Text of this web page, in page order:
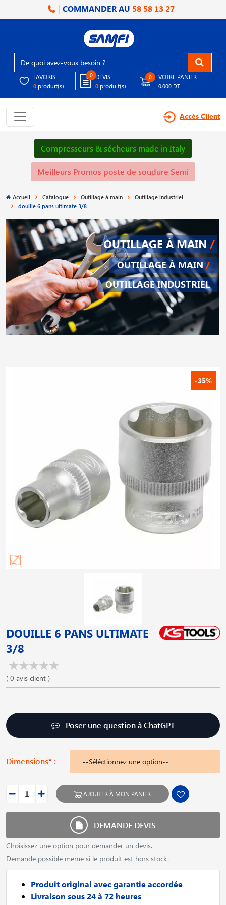
COMMANDER AU 58 58 13 27
FAVORIS
0 produit(s)
0 DEVIS
0 produit(s)
0 VOTRE PANIER
0.000 DT
Accès Client
Compresseurs & sécheurs made in Italy
Meilleurs Promos poste de soudure Semi
Accueil Catalogue Outillage à main
Outillage industriel
douille 6 pans ultimate 3/8
OUTILLAGE À MAIN /
OUTILLAGE À MAIN /
OUTILLAGE INDUSTRIEL
-35%
DOUILLE 6 PANS ULTIMATE
3/8
( 0 avis client )
Poser une question à ChatGPT
Dimensions* :
AJOUTER À MON PANIER
DEMANDE DEVIS
Choisissez une option pour demander un devis.
Demande possible meme si le produit est hors stock.
Produit original avec garantie accordée
Livraison sous 24 à 72 heures